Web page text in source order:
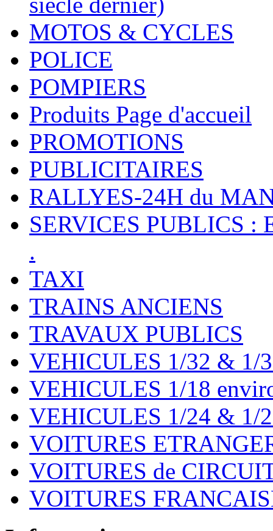
MOTOS & CYCLES
POLICE
POMPIERS
Produits Page d'accueil
PROMOTIONS
PUBLICITAIRES
RALLYES-24H du
SERVICES PUBLICS :
.
TAXI
TRAINS ANCIENS
TRAVAUX PUBLICS
VEHICULES 1/32 & 1/
VEHICULES 1/18
VEHICULES 1/24 & 1/
VOITURES
VOITURES de
VOITURES